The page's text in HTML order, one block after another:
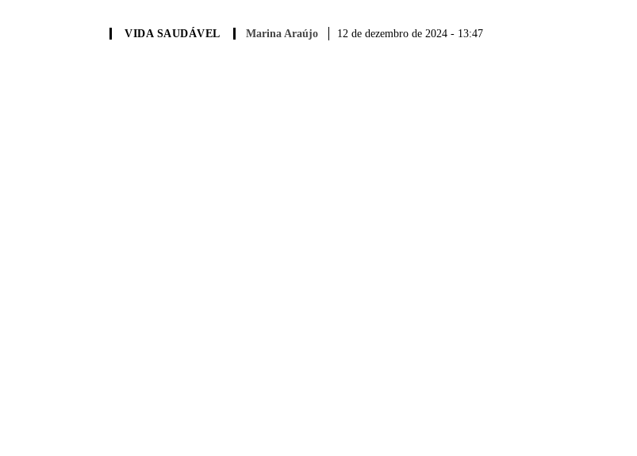
VIDA SAUDÁVEL Marina Araújo 12 de dezembro de 2024 - 13:47